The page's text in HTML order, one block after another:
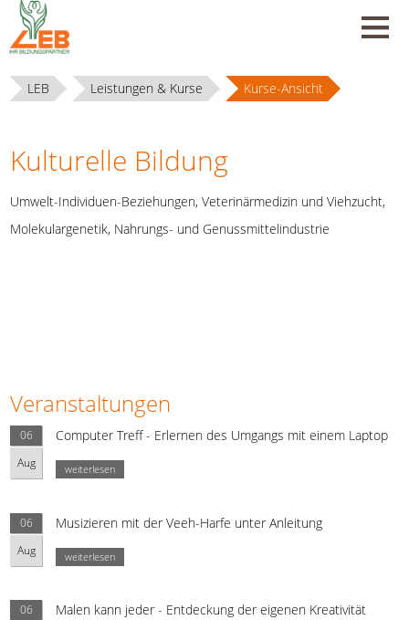
LEB Leistungen & Kurse Kurse-Ansicht
Kulturelle Bildung
Umwelt-Individuen-Beziehungen, Veterinärmedizin und Viehzucht,
Molekulargenetik, Nahrungs- und Genussmittelindustrie
Veranstaltungen
06
Aug
Computer Treff - Erlernen des Umgangs mit einem Laptop
weiterlesen
06
Aug
Musizieren mit der Veeh-Harfe unter Anleitung
weiterlesen
06
Malen kann jeder - Entdeckung der eigenen Kreativität